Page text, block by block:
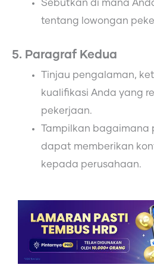
Sebutkan di mana
tentang lowongan
5. Paragraf Kedua
Tinjau pengalaman,
kualifikasi Anda yang
pekerjaan.
Tampilkan bagaimana
dapat memberikan
kepada perusahaan.